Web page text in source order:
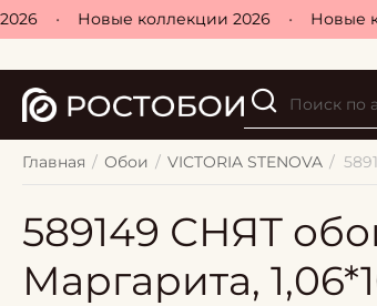
• Новые коллекции 2026 • Новые
Главная / Обои / VICTORIA STENOVA /
589149 СНЯТ
Маргарита,